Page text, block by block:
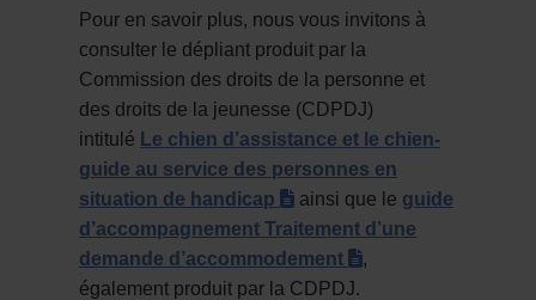
Pour en savoir plus, nous vous invitons à
consulter le dépliant produit par la
Commission des droits de la personne et
des droits de la jeunesse (CDPDJ)
intitulé Le chien d’assistance et le chien-
guide au service des personnes en
situation de handicap
(pdf)
ainsi que le guide
d’accompagnement Traitement d’une
demande d’accommodement
(pdf)
,
également produit par la CDPDJ.